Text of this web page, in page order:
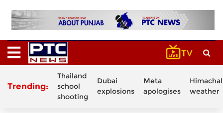
Trending:
Thailand
school
shooting
Dubai
explosions
Meta
apologises
Himachal
weather